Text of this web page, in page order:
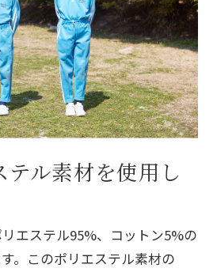
テル素材を使用し
エステル95%、コットン5%の
。このポリエステル素材の